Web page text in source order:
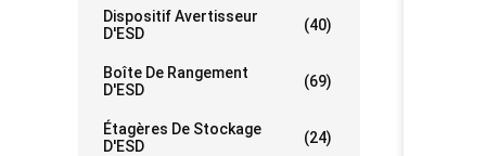
Dispositif Avertisseur
D'ESD
(40)
Boîte De Rangement
D'ESD
(69)
Étagères De Stockage
D'ESD
(24)